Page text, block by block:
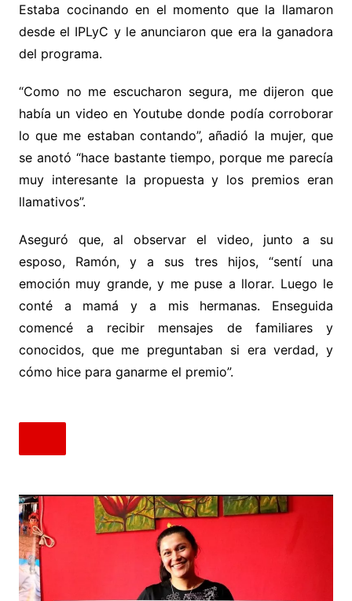
Estaba cocinando en el momento que la llamaron
desde el IPLyC y le anunciaron que era la ganadora
del programa.
“Como no me escucharon segura, me dijeron que
había un video en Youtube donde podía corroborar
lo que me estaban contando”, añadió la mujer, que
se anotó “hace bastante tiempo, porque me parecía
muy interesante la propuesta y los premios eran
llamativos”.
Aseguró que, al observar el video, junto a su
esposo, Ramón, y a sus tres hijos, “sentí una
emoción muy grande, y me puse a llorar. Luego le
conté a mamá y a mis hermanas. Enseguida
comencé a recibir mensajes de familiares y
conocidos, que me preguntaban si era verdad, y
cómo hice para ganarme el premio”.